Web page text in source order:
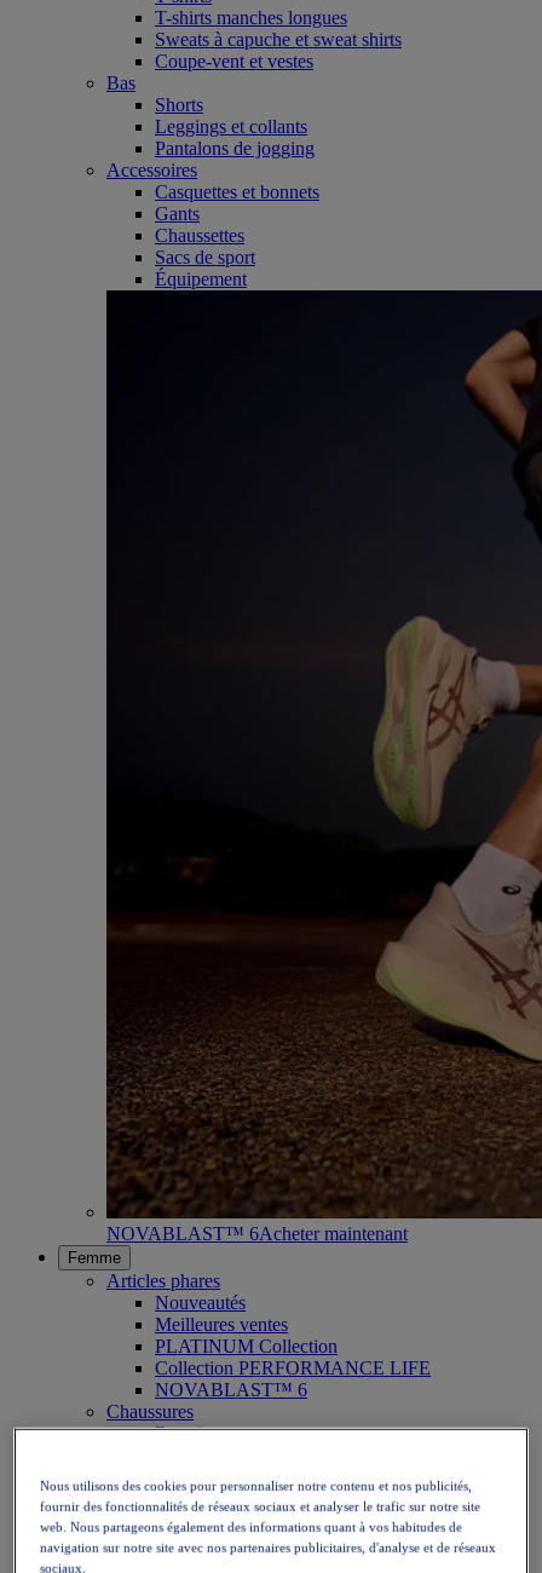
T-shirts manches longues
Sweats à capuche et sweat shirts
Coupe-vent et vestes
Bas
Shorts
Leggings et collants
Pantalons de jogging
Accessoires
Casquettes et bonnets
Gants
Chaussettes
Sacs de sport
Équipement
NOVABLAST™ 6Acheter maintenant
Femme
Articles phares
Nouveautés
Meilleures ventes
PLATINUM Collection
Collection PERFORMANCE LIFE
NOVABLAST™ 6
Chaussures
Running
Tennis
Volley
Handball
Padel
Nous utilisons des cookies pour personnaliser notre contenu et nos publicités,
fournir des fonctionnalités de réseaux sociaux et analyser le trafic sur notre site
web. Nous partageons également des informations quant à vos habitudes de
navigation sur notre site avec nos partenaires publicitaires, d'analyse et de réseaux
sociaux.